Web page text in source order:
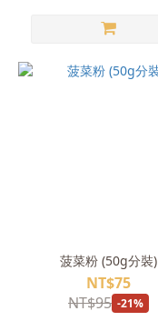
菠菜粉 (50g分裝)
NT$75
NT$95 -21%